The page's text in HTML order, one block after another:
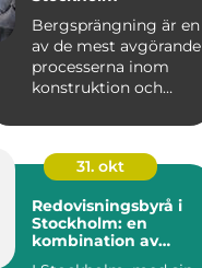
Bergsprängning är en
av de mest avgörande
processerna inom
konstruktion och
31. okt
Redovisningsbyrå i
Stockholm: en
kombination av